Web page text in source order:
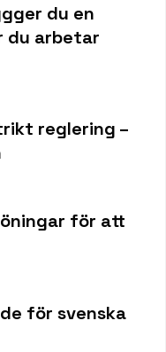
du en
du arbetar
reglering –
för att
för svenska